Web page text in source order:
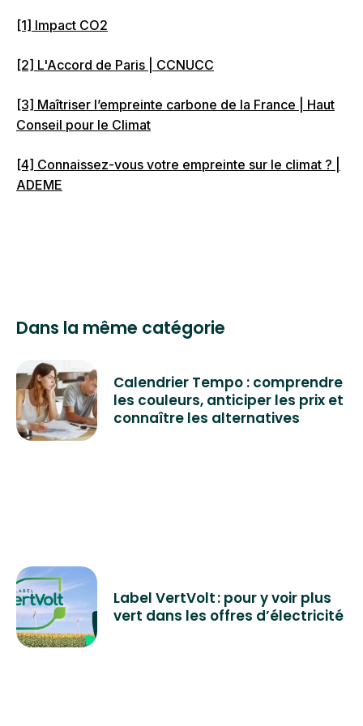
tonnes.424 km en TGV ;
[1] Impact CO2
[2] L'Accord de Paris | CCNUCC
[3] Maîtriser l’empreinte carbone de la France | Haut
Conseil pour le Climat
[4] Connaissez-vous votre empreinte sur le climat ? |
ADEME
Dans la même catégorie
Calendrier Tempo : comprendre
les couleurs, anticiper les prix et
connaître les alternatives
Label VertVolt : pour y voir plus
vert dans les offres d’électricité